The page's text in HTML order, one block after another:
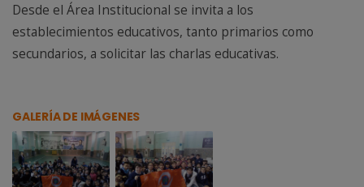
Desde el Área Institucional se invita a los
establecimientos educativos, tanto primarios como
secundarios, a solicitar las charlas educativas.
GALERÍA DE IMÁGENES